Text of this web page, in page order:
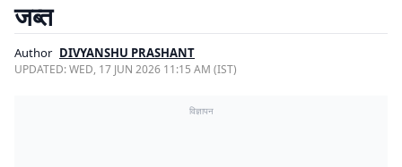
जब्त
Author DIVYANSHU PRASHANT
UPDATED:WED, 17 JUN 2026 11:15 AM (IST)
विज्ञापन